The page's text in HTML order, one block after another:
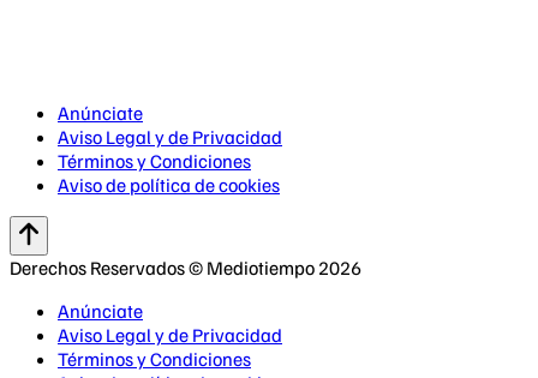
Anúnciate
Aviso Legal y de Privacidad
Términos y Condiciones
Aviso de política de cookies
Derechos Reservados © Mediotiempo 2026
Anúnciate
Aviso Legal y de Privacidad
Términos y Condiciones